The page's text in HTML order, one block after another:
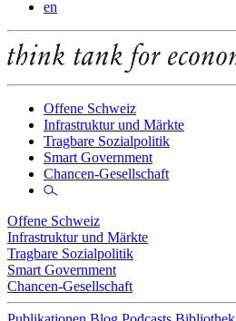
en
Offene Schweiz
Infrastruktur und Märkte
Tragbare Sozialpolitik
Smart Government
Chancen-Gesellschaft
Offene Schweiz
Infrastruktur und Märkte
Tragbare Sozialpolitik
Smart Government
Chancen-Gesellschaft